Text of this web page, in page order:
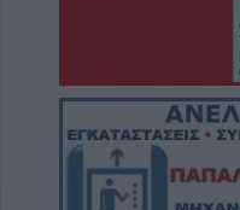
ειδικότητες για το
Την Παρασκευή (7/
του βοηθήματος
6 Αυγούστου 2026, 16:31
Νεκρός 75χρονος